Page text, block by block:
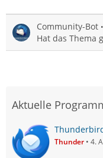
Community-Bot
Hat das Thema
Aktuelle
Thunder 4.